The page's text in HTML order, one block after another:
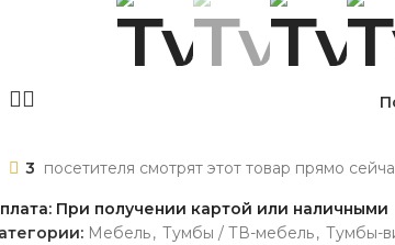
3 посетителя смотрят этот товар прямо
При получении картой или наличными
Мебель, Тумбы / ТВ-мебель, Тумбы-